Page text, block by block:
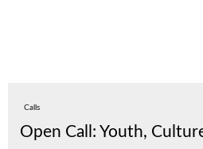
Calls
Open Call: Youth,